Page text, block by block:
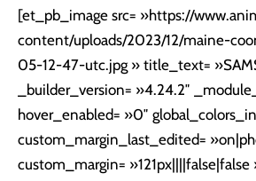
[et_pb_image src= »https://
content/uploads/2023/12/maine-
05-12-47-utc.jpg » title_text=
_builder_version= »4.24.2″
hover_enabled= »0″
custom_margin_last_edited=
custom_margin= »121px||||false|false